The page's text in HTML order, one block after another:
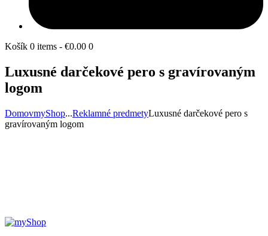
Košík 0 items - €0.00 0
Luxusné darčekové pero s gravírovaným
logom
DomovmyShop...Reklamné predmetyLuxusné darčekové pero s
gravírovaným logom